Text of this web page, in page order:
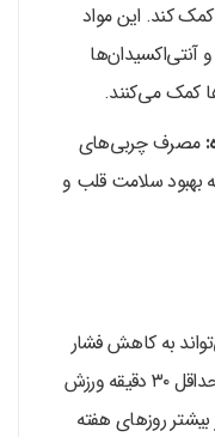
کند. این مواد
آنتی‌اکسیدان‌ها
کمک می‌کنند.
مصرف چربی‌های
بهبود سلامت قلب و
به کاهش فشار
خون و بهبود سلامت عمومی کمک کند. حداقل ۳۰ دقیقه ورزش
روزهای هفته